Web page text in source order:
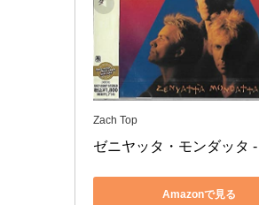
Zach Top
ゼニヤッタ・モンダッタ
Amazonで見る